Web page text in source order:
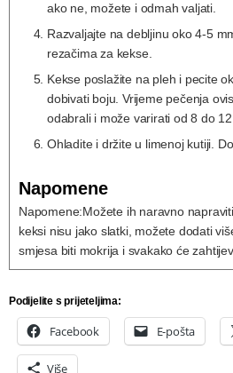
ako ne, možete i odmah valjati.
Razvaljajte na debljinu oko 4-5
rezačima za kekse.
Kekse poslažite na pleh i pecite
dobivati boju. Vrijeme pečenja
odabrali i može varirati od 8 do 12
Ohladite i držite u limenoj kutiji.
Napomene
Napomene:Možete ih naravno
keksi nisu jako slatki, možete dodati
smjesa biti mokrija i svakako će
Podijelite s prijeteljima:
Facebook E-pošta
Više